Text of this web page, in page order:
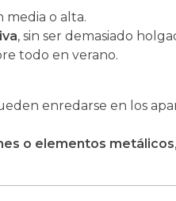
media o alta.
, sin ser demasiado
todo en verano.
enredarse en los
o elementos metálicos